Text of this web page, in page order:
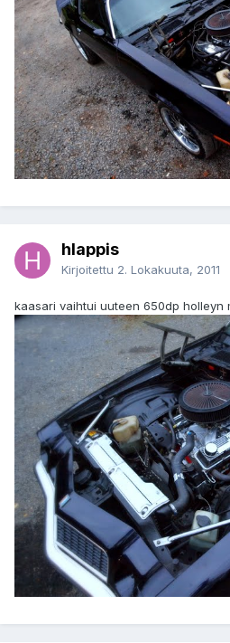
hlappis
Kirjoitettu 2. Lokakuuta, 2011
kaasari vaihtui uuteen 650dp holleyn